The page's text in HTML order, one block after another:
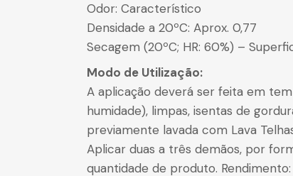
Odor: Característico
Densidade a 20ºC: Aprox. 0,77
Secagem (20ºC; HR: 60%) –
Modo de Utilização:
A aplicação deverá ser feita em
humidade), limpas, isentas de
previamente lavada com Lava
Aplicar duas a três demãos, por
quantidade de produto.